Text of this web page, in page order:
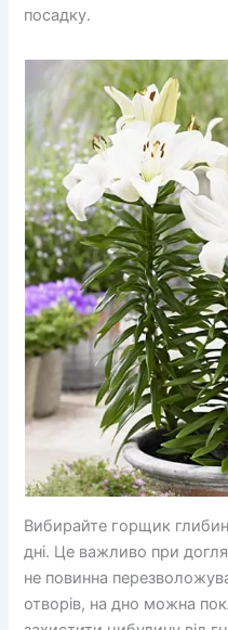
посадку.
Вибирайте горщик
дні. Це важливо при
не повинна
отворів, на дно можна